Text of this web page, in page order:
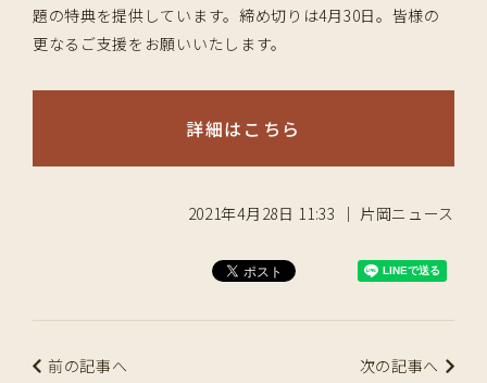
題の特典を提供しています。締め切りは4月30日。皆様の
更なるご支援をお願いいたします。
詳細はこちら
2021年4月28日 11:33 ｜ 片岡ニュース
前の記事へ
次の記事へ